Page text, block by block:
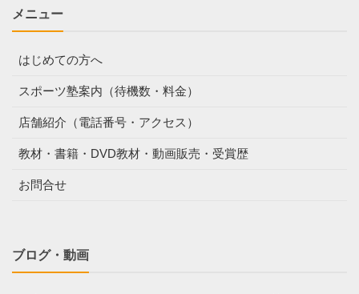
メニュー
はじめての方へ
スポーツ塾案内（待機数・料金）
店舗紹介（電話番号・アクセス）
教材・書籍・DVD教材・動画販売・受賞歴
お問合せ
ブログ・動画